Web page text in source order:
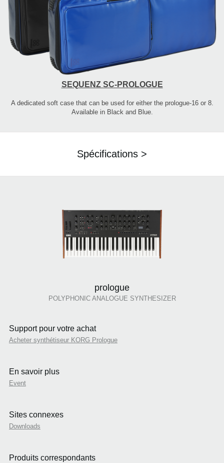
SEQUENZ SC-PROLOGUE
A dedicated soft case that can be used for either the prologue-16 or 8.
Available in Black and Blue.
Spécifications >
prologue
POLYPHONIC ANALOGUE SYNTHESIZER
Support pour votre achat
Acheter synthétiseur KORG Prologue
En savoir plus
Event
Sites connexes
Downloads
Produits correspondants